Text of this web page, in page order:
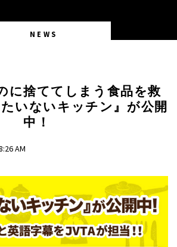
NEWS
に捨ててしまう食品を救
いないキッチン』が公開
中！
AM